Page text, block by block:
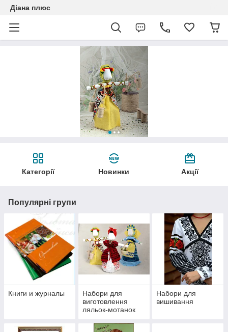
Діана плюс
Категорії Новинки Акції
Популярні групи
Книги и журналы
Набори для
виготовлення
ляльок-мотанок
Набори для
вишивання